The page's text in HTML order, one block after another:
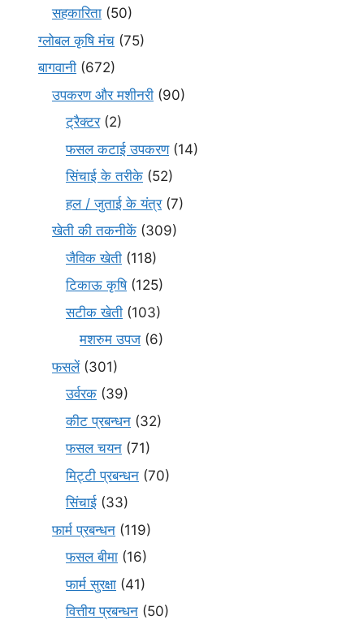
सहकारिता (50)
ग्लोबल कृषि मंच (75)
बागवानी (672)
उपकरण और मशीनरी (90)
ट्रैक्टर(2)
फसल कटाई उपकरण(14)
सिंचाई के तरीके (52)
हल / जुताई के यंत्र(7)
खेती की तकनीकें (309)
जैविक खेती (118)
टिकाऊ कृषि(125)
सटीक खेती (103)
मशरुम उपज (6)
फसलें(301)
उर्वरक (39)
कीट प्रबन्धन (32)
फसल चयन (71)
मि‌ट्टी प्रबन्धन (70)
सिंचाई (33)
फार्म प्रबन्धन (119)
फसल बीमा (16)
फार्म सुरक्षा (41)
वित्तीय प्रबन्धन (50)